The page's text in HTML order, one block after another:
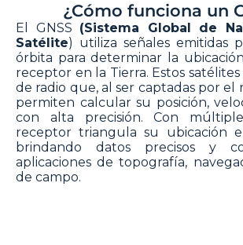
¿Cómo funciona un
El GNSS (Sistema Global de
Satélite) utiliza señales emitidas
órbita para determinar la
receptor en la Tierra. Estos
de radio que, al ser captadas por el
permiten calcular su posición,
con alta precisión. Con
receptor triangula su ubicación
brindando datos precisos y
aplicaciones de topografía,
de campo.